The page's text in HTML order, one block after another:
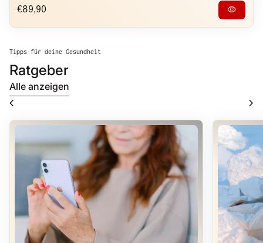
Regulärer Preis
€89,90 visibility
Tipps für deine Gesundheit
Ratgeber
chevron_left chevron_right
Alle anzeigen